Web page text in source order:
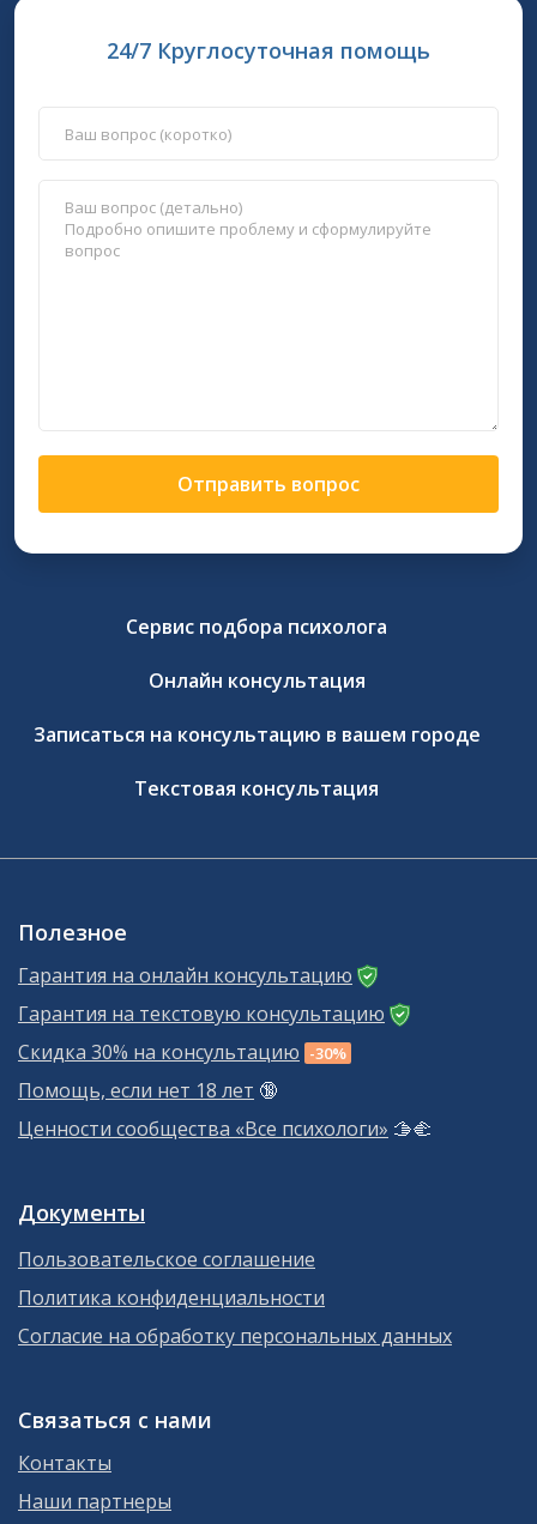
24/7 Круглосуточная помощь
Отправить вопрос
Сервис подбора психолога
Онлайн консультация
Записаться на консультацию в вашем городе
Текстовая консультация
Полезное
Гарантия на онлайн консультацию
Гарантия на текстовую консультацию
Скидка 30% на консультацию -30%
Помощь, если нет 18 лет 🔞
Ценности сообщества «Все психологи» 🫱‍🫲
Документы
Пользовательское соглашение
Политика конфиденциальности
Согласие на обработку персональных данных
Связаться с нами
Контакты
Наши партнеры